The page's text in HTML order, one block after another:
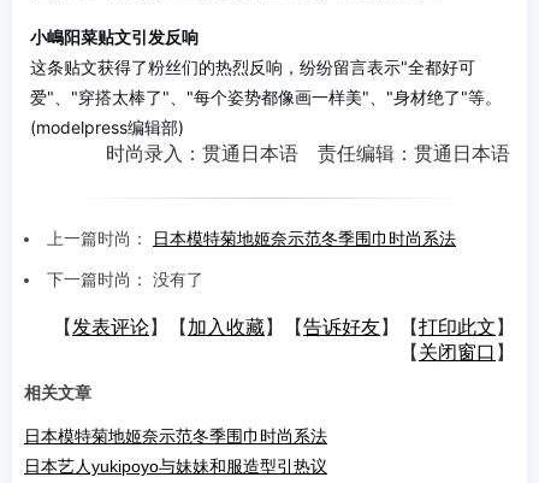
小嶋阳菜贴文引发反响
这条贴文获得了粉丝们的热烈反响，纷纷留言表示"全都好可
爱"、"穿搭太棒了"、"每个姿势都像画一样美"、"身材绝了"等。
(modelpress编辑部)
时尚录入：贯通日本语 责任编辑：贯通日本语
上一篇时尚： 日本模特菊地姬奈示范冬季围巾时尚系法
下一篇时尚： 没有了
【 发表评论】【 加入收藏】【告诉好友】【打印此文 】
【 关闭窗口 】
相关文章
日本模特菊地姬奈示范冬季围巾时尚系法
日本艺人yukipoyo与妹妹和服造型引热议